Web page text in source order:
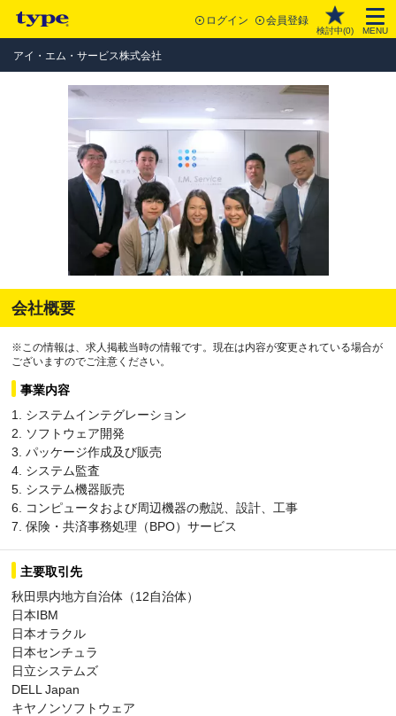
ログイン 会員登録
検討中(0) MENU
アイ・エム・サービス株式会社
会社概要
※この情報は、求人掲載当時の情報です。現在は内容が変更されている場合が
ございますのでご注意ください。
事業内容
1. システムインテグレーション
2. ソフトウェア開発
3. パッケージ作成及び販売
4. システム監査
5. システム機器販売
6. コンピュータおよび周辺機器の敷説、設計、工事
7. 保険・共済事務処理（BPO）サービス
主要取引先
秋田県内地方自治体（12自治体）
日本IBM
日本オラクル
日本センチュラ
日立システムズ
DELL Japan
キヤノンソフトウェア